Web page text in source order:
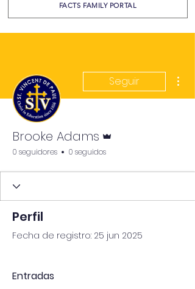
FACTS FAMILY PORTAL
Seguir
Brooke Adams
0 seguidores 0 seguidos
Perfil
Fecha de registro: 25 jun 2025
Entradas